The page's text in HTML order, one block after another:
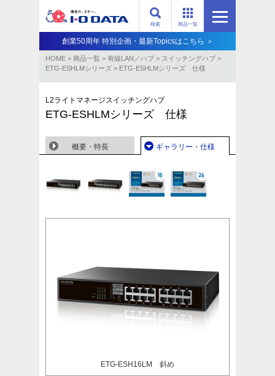
商品一覧
検索
創業50周年 特別企画・最新Topicsはこちら ＞
HOME > 商品一覧 > 有線LAN／ハブ > スイッチングハブ >
ETG-ESHLMシリーズ > ETG-ESHLMシリーズ 仕様
L2ライトマネージスイッチングハブ
ETG-ESHLMシリーズ 仕様
概要・特長 ギャラリー・仕様
ETG-ESH16LM 斜め